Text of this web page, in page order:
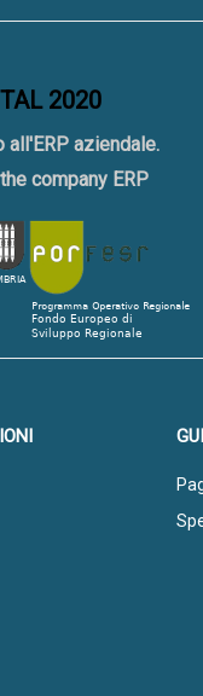
2020
aziendale.
company ERP